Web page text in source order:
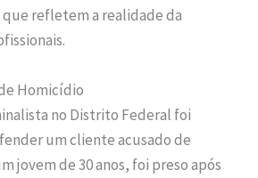
refletem a realidade da
Homicídio
no Distrito Federal foi
um cliente acusado de
jovem de 30 anos, foi preso após